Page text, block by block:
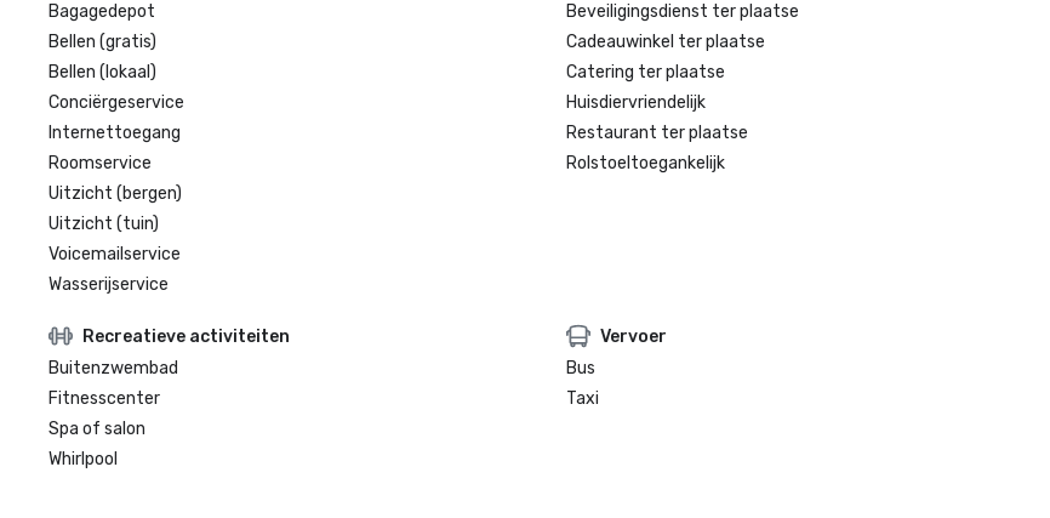
Bagagedepot
Bellen (gratis)
Bellen (lokaal)
Conciërgeservice
Internettoegang
Roomservice
Uitzicht (bergen)
Uitzicht (tuin)
Voicemailservice
Wasserijservice
Beveiligingsdienst ter plaatse
Cadeauwinkel ter plaatse
Catering ter plaatse
Huisdiervriendelijk
Restaurant ter plaatse
Rolstoeltoegankelijk
Recreatieve activiteiten
Buitenzwembad
Fitnesscenter
Spa of salon
Whirlpool
Vervoer
Bus
Taxi